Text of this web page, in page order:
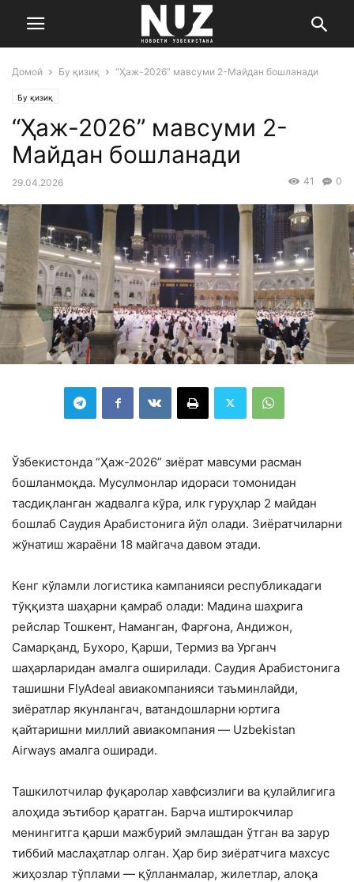
Домой Бу қизиқ “Ҳаж-2026” мавсуми 2-Майдан бошланади
Бу қизиқ
“Ҳаж-2026” мавсуми 2-
Майдан бошланади
29.04.2026 0
41
Ўзбекистонда “Ҳаж-2026” зиёрат мавсуми расман
бошланмоқда. Мусулмонлар идораси томонидан
тасдиқланган жадвалга кўра, илк гуруҳлар 2 майдан
бошлаб Саудия Арабистонига йўл олади. Зиёратчиларни
жўнатиш жараёни 18 майгача давом этади.
Кенг кўламли логистика кампанияси республикадаги
тўққизта шаҳарни қамраб олади: Мадина шаҳрига
рейслар Тошкент, Наманган, Фарғона, Андижон,
Самарқанд, Бухоро, Қарши, Термиз ва Урганч
шаҳарларидан амалга оширилади. Саудия Арабистонига
ташишни FlyAdeal авиакомпанияси таъминлайди,
зиёратлар якунлангач, ватандошларни юртига
қайтаришни миллий авиакомпания — Uzbekistan
Airways амалга оширади.
Ташкилотчилар фуқаролар хавфсизлиги ва қулайлигига
алоҳида эътибор қаратган. Барча иштирокчилар
менингитга қарши мажбурий эмлашдан ўтган ва зарур
тиббий маслаҳатлар олган. Ҳар бир зиёратчига махсус
жиҳозлар тўплами — қўлланмалар, жилетлар, алоқа